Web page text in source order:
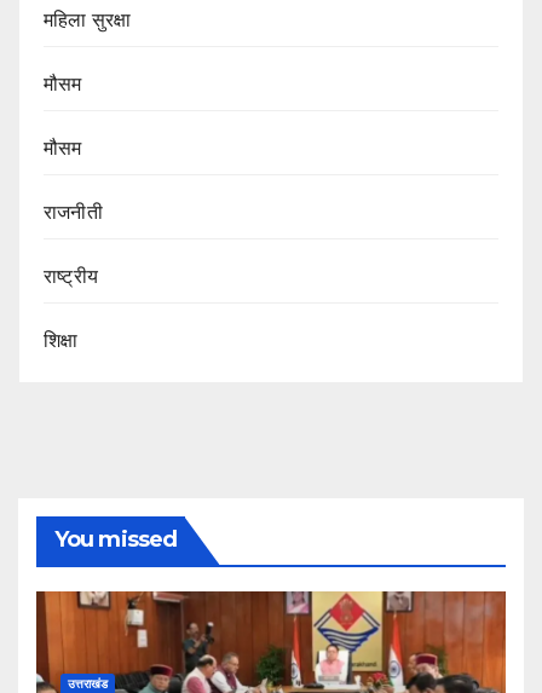
महिला सुरक्षा
मौसम
मौसम
राजनीती
राष्ट्रीय
शिक्षा
You missed
उत्तराखंड